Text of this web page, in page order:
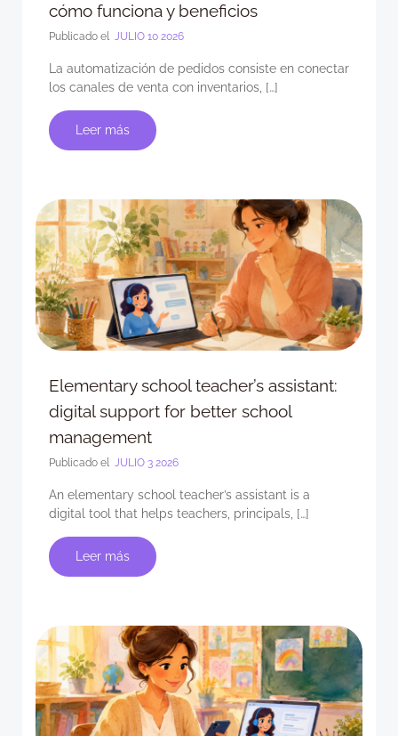
cómo funciona y beneficios
Publicado el JULIO 10 2026
La automatización de pedidos consiste en conectar
los canales de venta con inventarios, […]
Leer más
Elementary school teacher’s assistant:
digital support for better school
management
Publicado el JULIO 3 2026
An elementary school teacher’s assistant is a
digital tool that helps teachers, principals, […]
Leer más